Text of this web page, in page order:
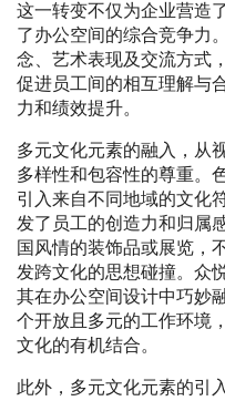
这一转变不仅为企业营造
了办公空间的综合竞争力
念、艺术表现及交流方式
促进员工间的相互理解与
力和绩效提升。
多元文化元素的融入，从
多样性和包容性的尊重。
引入来自不同地域的文化
发了员工的创造力和归属
国风情的装饰品或展览，
发跨文化的思想碰撞。众
其在办公空间设计中巧妙
个开放且多元的工作环境
文化的有机结合。
此外，多元文化元素的引